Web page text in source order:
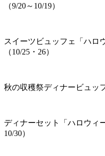
（9/20～10/19）
スイーツビュッフェ「ハロ
（10/25・26）
秋の収穫祭ディナービュッ
ディナーセット「ハロウィ
10/30）